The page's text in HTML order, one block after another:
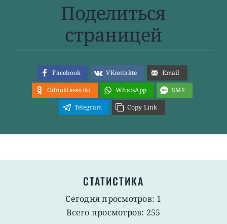
Поделиться
страницей
Facebook VKontakte
Email
Odnoklassniki
WhatsApp
SMS
Telegram
Copy Link
СТАТИСТИКА
Сегодня просмотров: 1
Всего просмотров: 255